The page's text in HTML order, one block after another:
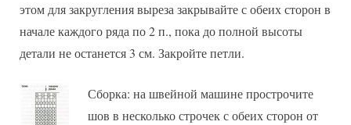
этом для закругления выреза закрывайте с обеих сторон в
начале каждого ряда по 2 п., пока до полной высоты
детали не останется 3 см. Закройте петли.
Сборка: на швейной машине прострочите
шов в несколько строчек с обеих сторон от